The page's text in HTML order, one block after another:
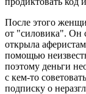
После этого
от "силовика". Он
открыла
помощью
поэтому деньги
с кем-то
подписку о